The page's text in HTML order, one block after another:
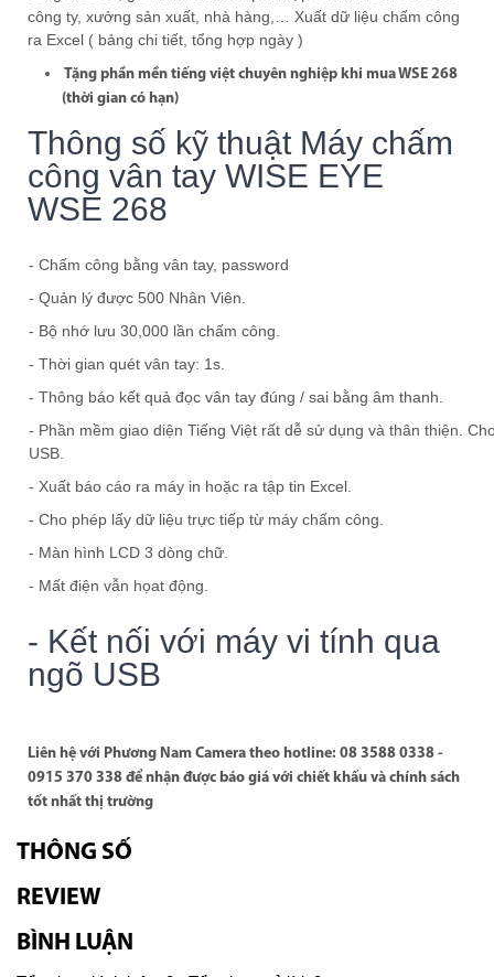
công ty, xưởng sản xuất, nhà hàng,… Xuất dữ liệu chấm công
ra Excel ( bảng chi tiết, tổng hợp ngày )
Tặng phần mền tiếng việt chuyên nghiệp khi mua WSE 268
(thời gian có hạn)
Thông số kỹ thuật Máy chấm
công vân tay WISE EYE
WSE 268
- Chấm công bằng vân tay, password
- Quản lý được 500 Nhân Viên.
- Bộ nhớ lưu 30,000 lần chấm công.
- Thời gian quét vân tay: 1s.
- Thông báo kết quả đọc vân tay đúng / sai bằng âm thanh.
- Phần mềm giao diện Tiếng Việt rất dễ sử dụng và thân thiện.
USB.
- Xuất báo cáo ra máy in hoặc ra tập tin Excel.
- Cho phép lấy dữ liệu trực tiếp từ máy chấm công.
- Màn hình LCD 3 dòng chữ.
- Mất điện vẫn họat động.
- Kết nối với máy vi tính qua
ngõ USB
Liên hệ với Phương Nam Camera theo hotline: 08 3588 0338 -
0915 370 338 để nhận được báo giá với chiết khấu và chính sách
tốt nhất thị trường
THÔNG SỐ
REVIEW
BÌNH LUẬN